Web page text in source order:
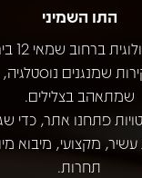
התו השמיני
חנות
שמנגנים
שמתאהב בצלילים.
פתחנו אתר, כדי
עשיר, מקצועי, מיבוא
תחרות.